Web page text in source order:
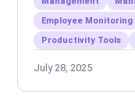
Employee Monitoring
Productivity Tools
July 28, 2025